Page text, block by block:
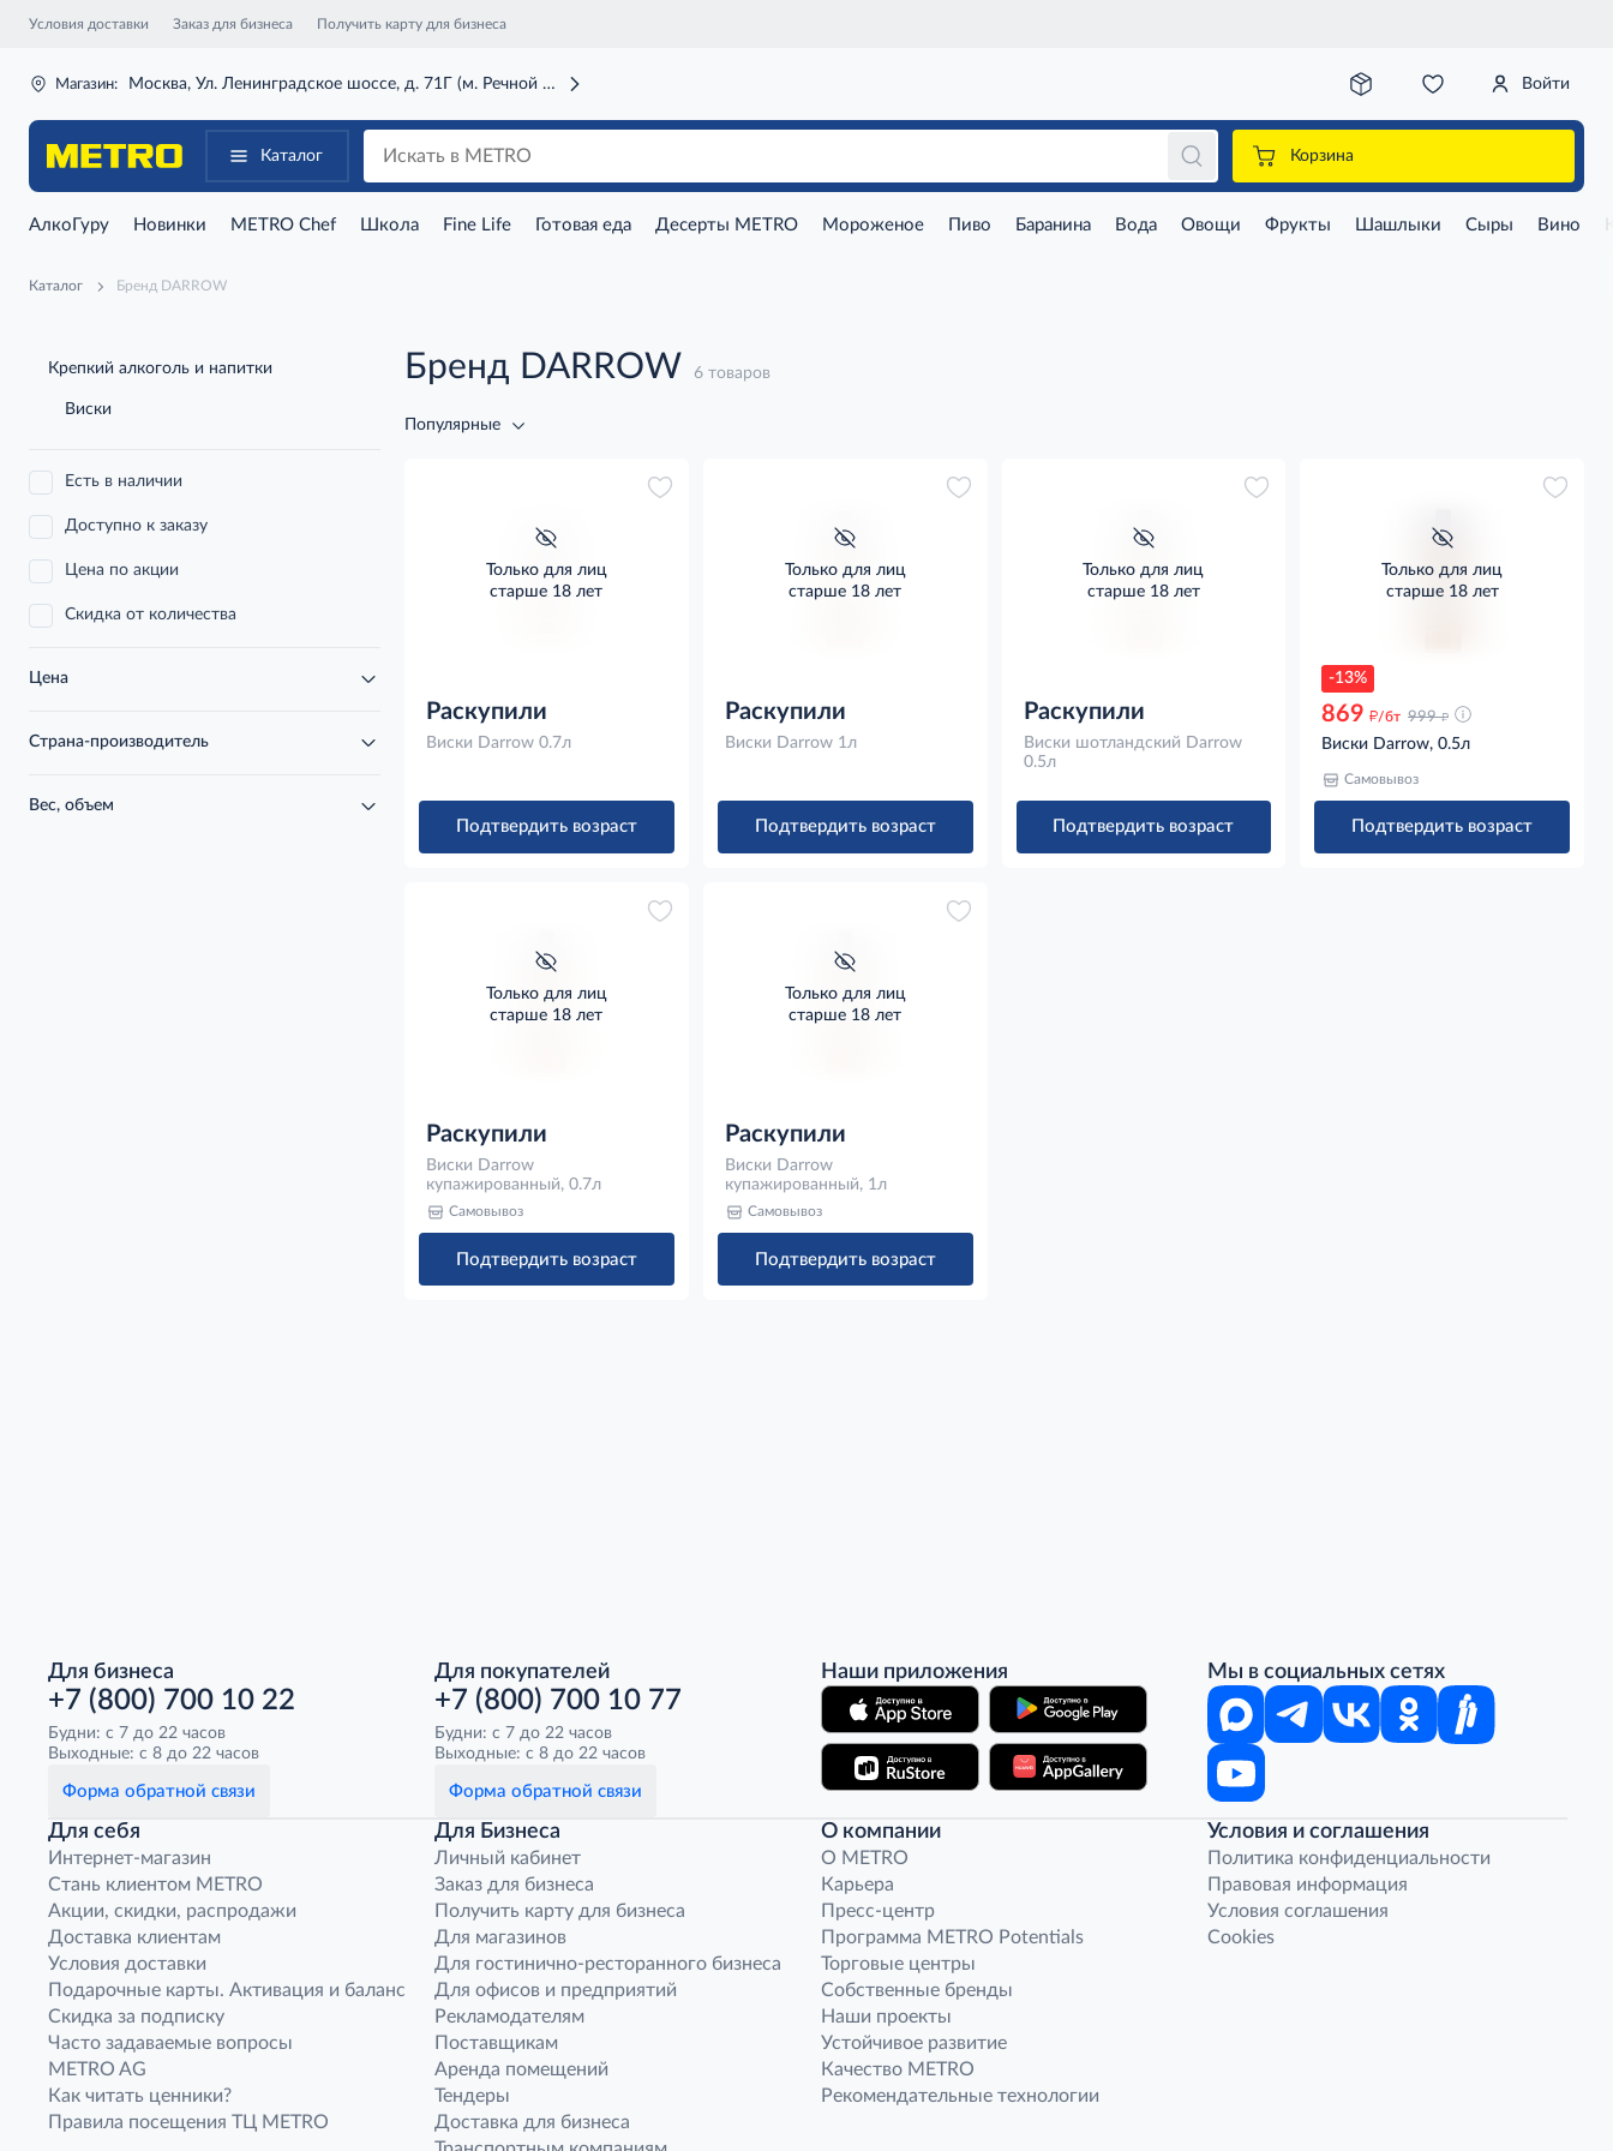
Условия доставки Заказ для бизнеса Получить карту для бизнеса
Магазин: Москва, Ул. Ленинградское шоссе, д. 71Г (м. Речной вокзал) Войти
Каталог Корзина
АлкоГуру Новинки METRO Chef Школа Fine Life Готовая еда Десерты METRO Мороженое Пиво Баранина Вода Овощи Фрукты Шашлыки Сыры Вино
Каталог Бренд DARROW
Крепкий алкоголь и напитки
Виски
Есть в наличии
Доступно к заказу
Цена по акции
Скидка от количества
Цена
Страна-производитель
Вес, объем
Бренд DARROW 6 товаров
Популярные
Только для лиц
старше 18 лет
Раскупили
Виски Darrow 0.7л
Подтвердить возраст
Только для лиц
старше 18 лет
Раскупили
Виски Darrow 1л
Подтвердить возраст
Только для лиц
старше 18 лет
Раскупили
Виски шотландский Darrow
0.5л
Подтвердить возраст
-13%
Только для лиц
старше 18 лет
869 д/бт 999 д
Виски Darrow, 0.5л
Самовывоз
Подтвердить возраст
Только для лиц
старше 18 лет
Раскупили
Виски Darrow
купажированный, 0.7л
Самовывоз
Подтвердить возраст
Только для лиц
старше 18 лет
Раскупили
Виски Darrow
купажированный, 1л
Самовывоз
Подтвердить возраст
Для бизнеса
+7 (800) 700 10 22
Будни: с 7 до 22 часов
Выходные: с 8 до 22 часов
Форма обратной связи
Для покупателей
+7 (800) 700 10 77
Будни: с 7 до 22 часов
Выходные: с 8 до 22 часов
Форма обратной связи
Наши приложения Мы в социальных сетях
Для себя
Интернет-магазин
Стань клиентом METRO
Акции, скидки, распродажи
Доставка клиентам
Условия доставки
Подарочные карты. Активация и баланс
Скидка за подписку
Часто задаваемые вопросы
METRO AG
Как читать ценники?
Правила посещения ТЦ METRO
Для Бизнеса
Личный кабинет
Заказ для бизнеса
Получить карту для бизнеса
Для магазинов
Для гостинично-ресторанного бизнеса
Для офисов и предприятий
Рекламодателям
Поставщикам
Аренда помещений
Тендеры
Доставка для бизнеса
О компании
O METRO
Карьера
Пресс-центр
Программа METRO Potentials
Торговые центры
Собственные бренды
Наши проекты
Устойчивое развитие
Качество METRO
Рекомендательные технологии
Условия и соглашения
Политика конфиденциальности
Правовая информация
Условия соглашения
Cookies